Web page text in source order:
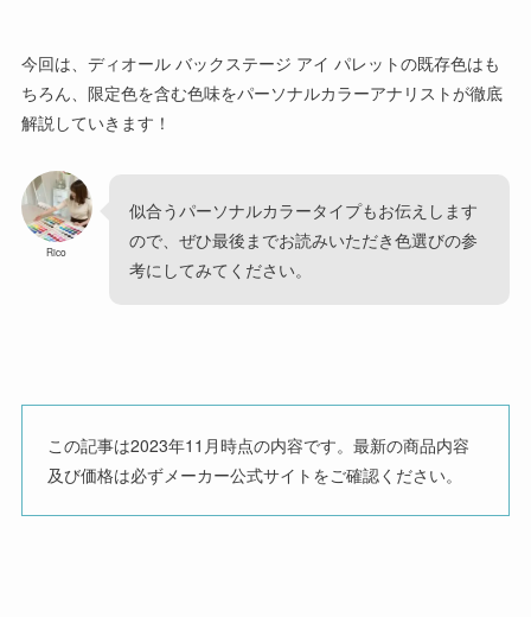
今回は、ディオール バックステージ アイ パレットの既存色はも
ちろん、限定色を含む色味をパーソナルカラーアナリストが徹底
解説していきます！
Rico
似合うパーソナルカラータイプもお伝えします
ので、ぜひ最後までお読みいただき色選びの参
考にしてみてください。
この記事は2023年11月時点の内容です。最新の商品内容
及び価格は必ずメーカー公式サイトをご確認ください。